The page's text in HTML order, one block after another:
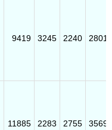
9419 3245 2240 2801
11885 2283 2755 3569